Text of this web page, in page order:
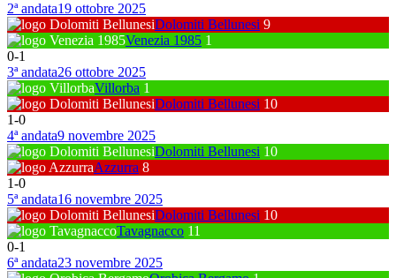
2ª andata19 ottobre 2025
Dolomiti Bellunesi 9
Venezia 1985 1
0-1
3ª andata26 ottobre 2025
Villorba 1
Dolomiti Bellunesi 10
1-0
4ª andata9 novembre 2025
Dolomiti Bellunesi 10
Azzurra 8
1-0
5ª andata16 novembre 2025
Dolomiti Bellunesi 10
Tavagnacco 11
0-1
6ª andata23 novembre 2025